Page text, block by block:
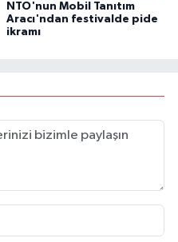
NTO'nun Mobil Tanıtım
Aracı'ndan festivalde pide
ikramı